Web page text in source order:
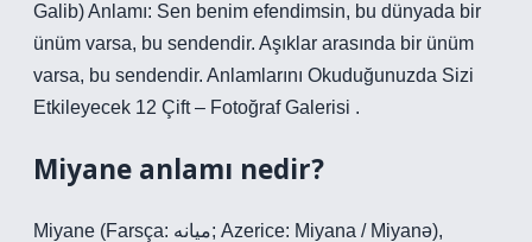
Galib) Anlamı: Sen benim efendimsin, bu dünyada bir
ünüm varsa, bu sendendir. Aşıklar arasında bir ünüm
varsa, bu sendendir. Anlamlarını Okuduğunuzda Sizi
Etkileyecek 12 Çift – Fotoğraf Galerisi .
Miyane anlamı nedir?
Miyane (Farsça: میانه; Azerice: Miyana / Miyanə),